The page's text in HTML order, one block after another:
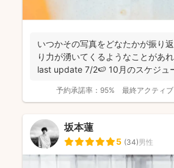
いつかその写真をどなたかが振り
り力が湧いてくるようなことがあ
last update 7/2🍉 10月のスケジュ
予約承諾率： 95% 最終アクティブ
坂本蓮
5 (34)男性